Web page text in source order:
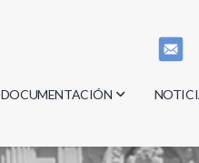
DOCUMENTACIÓN
Actas